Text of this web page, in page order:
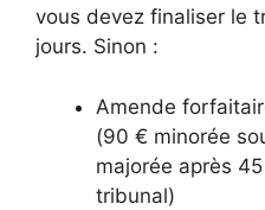
vous devez finaliser le
jours. Sinon :
Amende
(90 € minorée
majorée après
tribunal)